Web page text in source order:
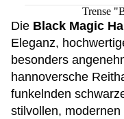
Trense
Die Black Magic
Eleganz,
besonders
hannoversche
funkelnden
stilvollen,